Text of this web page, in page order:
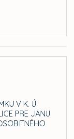
V K. Ú.
PRE JANU